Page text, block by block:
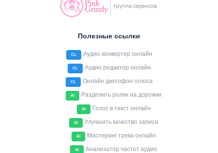
Полезные ссылки
CL Аудио конвертер онлайн
CL Аудио редактор онлайн
CL Онлайн диктофон голоса
AI Разделить ролик на дорожки
AI Голос в текст онлайн
AI Улучшить качество записи
AI Мастеринг трека онлайн
AI Анализатор частот аудио